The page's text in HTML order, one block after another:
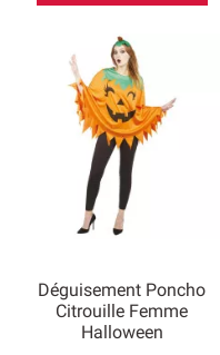
Déguisement Poncho
Citrouille Femme
Halloween